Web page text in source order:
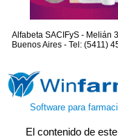
Alfabeta SACIFyS - Melián
Buenos Aires - Tel: (5411)
Software para
El contenido de